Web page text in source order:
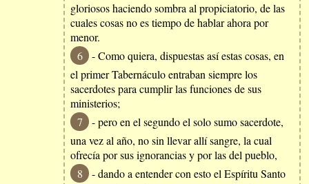
gloriosos haciendo sombra al propiciatorio, de las
cuales cosas no es tiempo de hablar ahora por
menor.
6
- Como quiera, dispuestas así estas cosas, en
el primer Tabernáculo entraban siempre los
sacerdotes para cumplir las funciones de sus
ministerios;
7
- pero en el segundo el solo sumo sacerdote,
una vez al año, no sin llevar allí sangre, la cual
ofrecía por sus ignorancias y por las del pueblo,
8
- dando a entender con esto el Espíritu Santo